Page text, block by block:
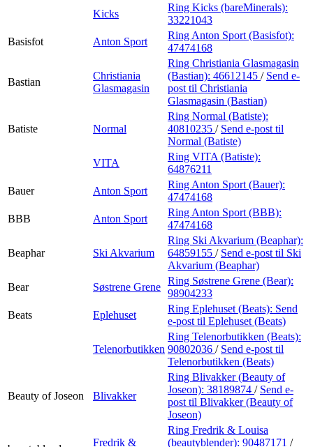
Kicks
Ring Kicks (bareMinerals):
33221043
Basisfot
Anton Sport
Ring Anton Sport (Basisfot):
47474168
Bastian
Christiania
Glasmagasin
Ring Christiania Glasmagasin
(Bastian): 46612145 / Send e-
post til Christiania
Glasmagasin (Bastian)
Batiste Normal
Ring Normal (Batiste):
40810235 / Send e-post til
Normal (Batiste)
VITA
Ring VITA (Batiste):
64876211
Bauer
Anton Sport
Ring Anton Sport (Bauer):
47474168
BBB
Anton Sport
Ring Anton Sport (BBB):
47474168
Beaphar Ski Akvarium
Ring Ski Akvarium (Beaphar):
64859155 / Send e-post til Ski
Akvarium (Beaphar)
Bear
Søstrene Grene
Ring Søstrene Grene (Bear):
98904233
Beats
Eplehuset
Ring Eplehuset (Beats): Send
e-post til Eplehuset (Beats)
Telenorbutikken
Ring Telenorbutikken (Beats):
90802036 / Send e-post til
Telenorbutikken (Beats)
Beauty of Joseon Blivakker
Ring Blivakker (Beauty of
Joseon): 38189874 / Send e-
post til Blivakker (Beauty of
Joseon)
Fredrik &
Ring Fredrik & Louisa
(beautyblender): 90487171 /